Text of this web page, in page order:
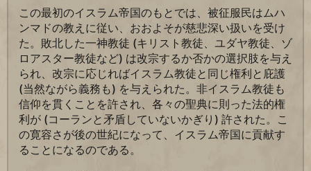
この最初のイスラム帝国のもとでは、被征服民はムハ
ンマドの教えに従い、おおよそが慈悲深い扱いを受け
た。敗北した一神教徒 (キリスト教徒、ユダヤ教徒、ゾ
ロアスター教徒など) は改宗するか否かの選択肢を与え
られ、改宗に応じればイスラム教徒と同じ権利と庇護
(当然ながら義務も) を与えられた。非イスラム教徒も
信仰を貫くことを許され、各々の聖典に則った法的権
利が (コーランと矛盾していないかぎり) 許された。こ
の寛容さが後の世紀になって、イスラム帝国に貢献す
ることになるのである。